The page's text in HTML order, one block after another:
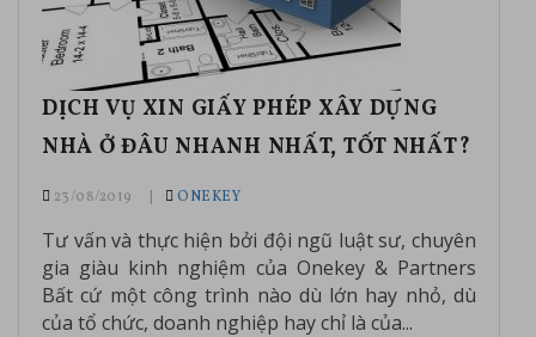
DỊCH VỤ XIN GIẤY PHÉP XÂY DỰNG
NHÀ Ở ĐÂU NHANH NHẤT, TỐT NHẤT?
23/08/2019 ONEKEY
Tư vấn và thực hiện bởi đội ngũ luật sư, chuyên
gia giàu kinh nghiệm của Onekey & Partners
Bất cứ một công trình nào dù lớn hay nhỏ, dù
của tổ chức, doanh nghiệp hay chỉ là của...